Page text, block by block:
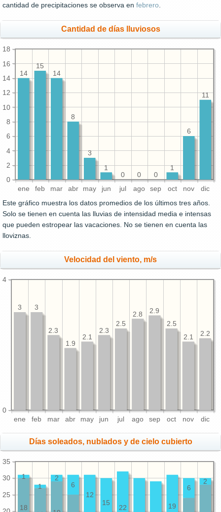
cantidad de precipitaciones se observa en febrero.
Cantidad de días lluviosos
ene feb mar abr may jun jul ago sep oct nov dic
0
2
4
6
8
10
12
14
16
18
11
6
1
0
0
0
1
3
8
14
15
14
Este gráfico muestra los datos promedios de los últimos tres años.
Solo se tienen en cuenta las lluvias de intensidad media e intensas
que pueden estropear las vacaciones. No se tienen en cuenta las
lloviznas.
Velocidad del viento, m/s
ene feb mar abr may jun jul ago sep oct nov dic
0
4
2.2
2.1
2.5
2.9
2.8
2.5
2.3
2.1
1.9
2.3
3
3
Días soleados, nublados y de cielo cubierto
25
30
35
18
2
6
19
22
15
12
6
2
1
1